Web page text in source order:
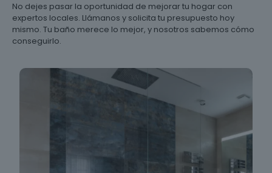
No dejes pasar la oportunidad de mejorar tu hogar con
expertos locales. Llámanos y solicita tu presupuesto hoy
mismo. Tu baño merece lo mejor, y nosotros sabemos cómo
conseguirlo.